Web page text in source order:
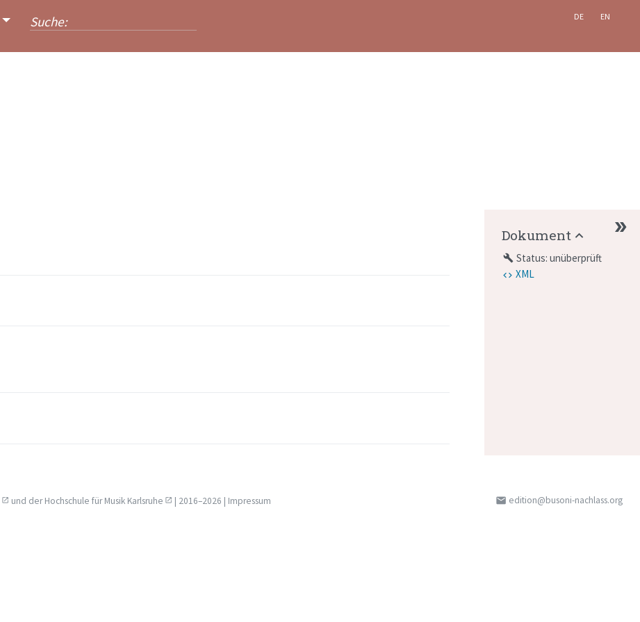
DE EN
Dokument
build Status: unüberprüft
XML
und derHochschule für Musik Karlsruhe | 2016–2026 | Impressum email edition@busoni-nachlass.org